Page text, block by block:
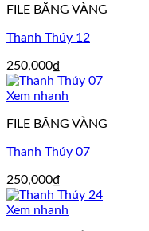
FILE BĂNG VÀNG
Thanh Thúy 12
250,000₫
Xem nhanh
FILE BĂNG VÀNG
Thanh Thúy 07
250,000₫
Xem nhanh